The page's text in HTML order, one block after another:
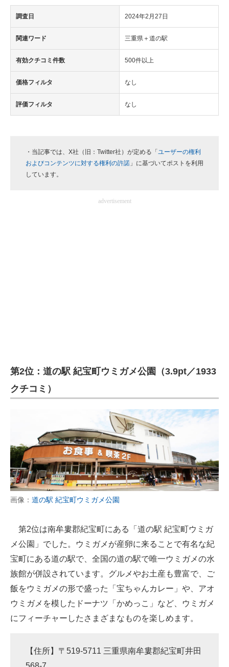
調査日 2024年2月27日
関連ワード 三重県＋道の駅
有効クチコミ件数 500件以上
価格フィルタ なし
評価フィルタ なし
・当記事では、X社（旧：Twitter社）が定める「 ユーザーの権利
およびコンテンツに対する権利の許諾 」に基づいてポストを利用
しています。
advertisement
第2位：道の駅 紀宝町ウミガメ公園（3.9pt／1933
クチコミ）
画像： 道の駅 紀宝町ウミガメ公園
第2位は南牟婁郡紀宝町にある「道の駅 紀宝町ウミガ
メ公園」でした。ウミガメが産卵に来ることで有名な紀
宝町にある道の駅で、全国の道の駅で唯一ウミガメの水
族館が併設されています。グルメやお土産も豊富で、ご
飯をウミガメの形で盛った「宝ちゃんカレー」や、アオ
ウミガメを模したドーナツ「かめっこ」など、ウミガメ
にフィーチャーしたさまざまなものを楽しめます。
【住所】〒519-5711 三重県南牟婁郡紀宝町井田